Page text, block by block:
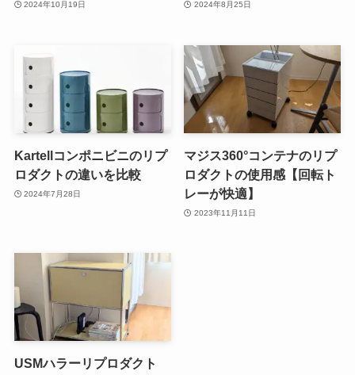
2024年10月19日 2024年8月25日
Kartellコンポニビニのリプ
ロダクトの違いを比較
2024年7月28日
マジス360°コンテナのリプ
ロダクトの使用感【回転ト
レーが快適】
2023年11月11日
USMハラーリプロダクト